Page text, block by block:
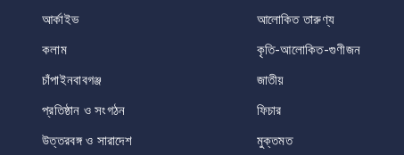
আর্কাইভ
আলোকিত তারুণ্য
কলাম
কৃতি-আলোকিত-গুণীজন
চাঁপাইনবাবগঞ্জ
জাতীয়
প্রতিষ্ঠান ও সংগঠন
ফিচার
উত্তরবঙ্গ ও সারাদেশ
মুক্তমত